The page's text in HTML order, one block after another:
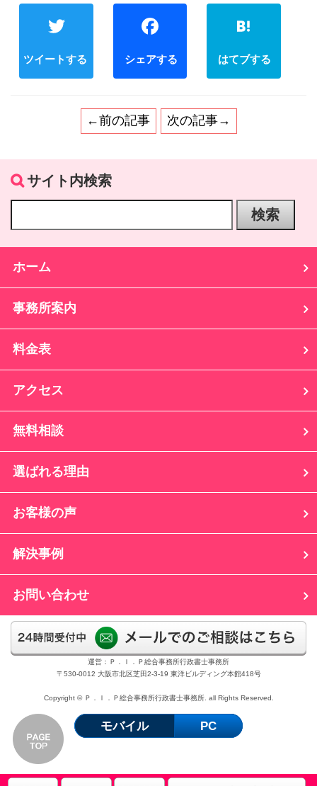
Twitter Facebook
←前の記事 次の記事→
サイト内検索
ホーム
事務所案内
料金表
アクセス
無料相談
選ばれる理由
お客様の声
解決事例
お問い合わせ
運営：Ｐ．Ｉ．Ｐ総合事務所行政書士事務所
〒530-0012 大阪市北区芝田2-3-19 東洋ビルディング本館418号
Copyright © Ｐ．Ｉ．Ｐ総合事務所行政書士事務所. all Rights Reserved.
モバイル PC